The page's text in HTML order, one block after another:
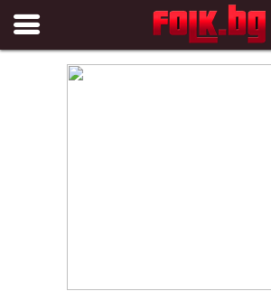
Folk.bg